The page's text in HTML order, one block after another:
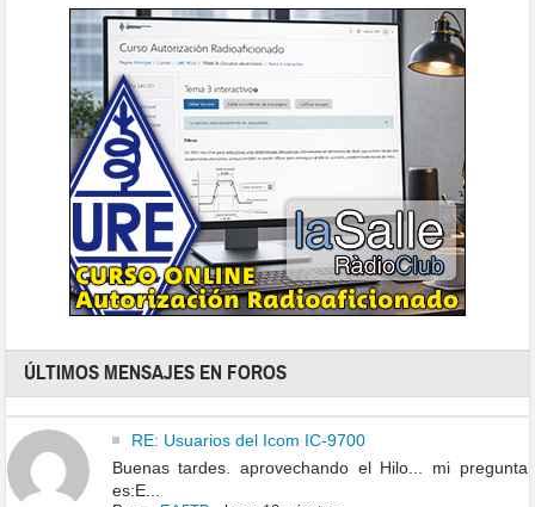
ÚLTIMOS MENSAJES EN FOROS
RE: Usuarios del Icom IC-9700
Buenas tardes. aprovechando el Hilo... mi pregunta
es:E...